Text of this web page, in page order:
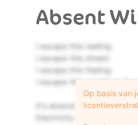
Absent
I escape this reeling
I escape this dream
I escape this feeling
I escape this world we live
It's elusive
Electricity crush
Op basis van